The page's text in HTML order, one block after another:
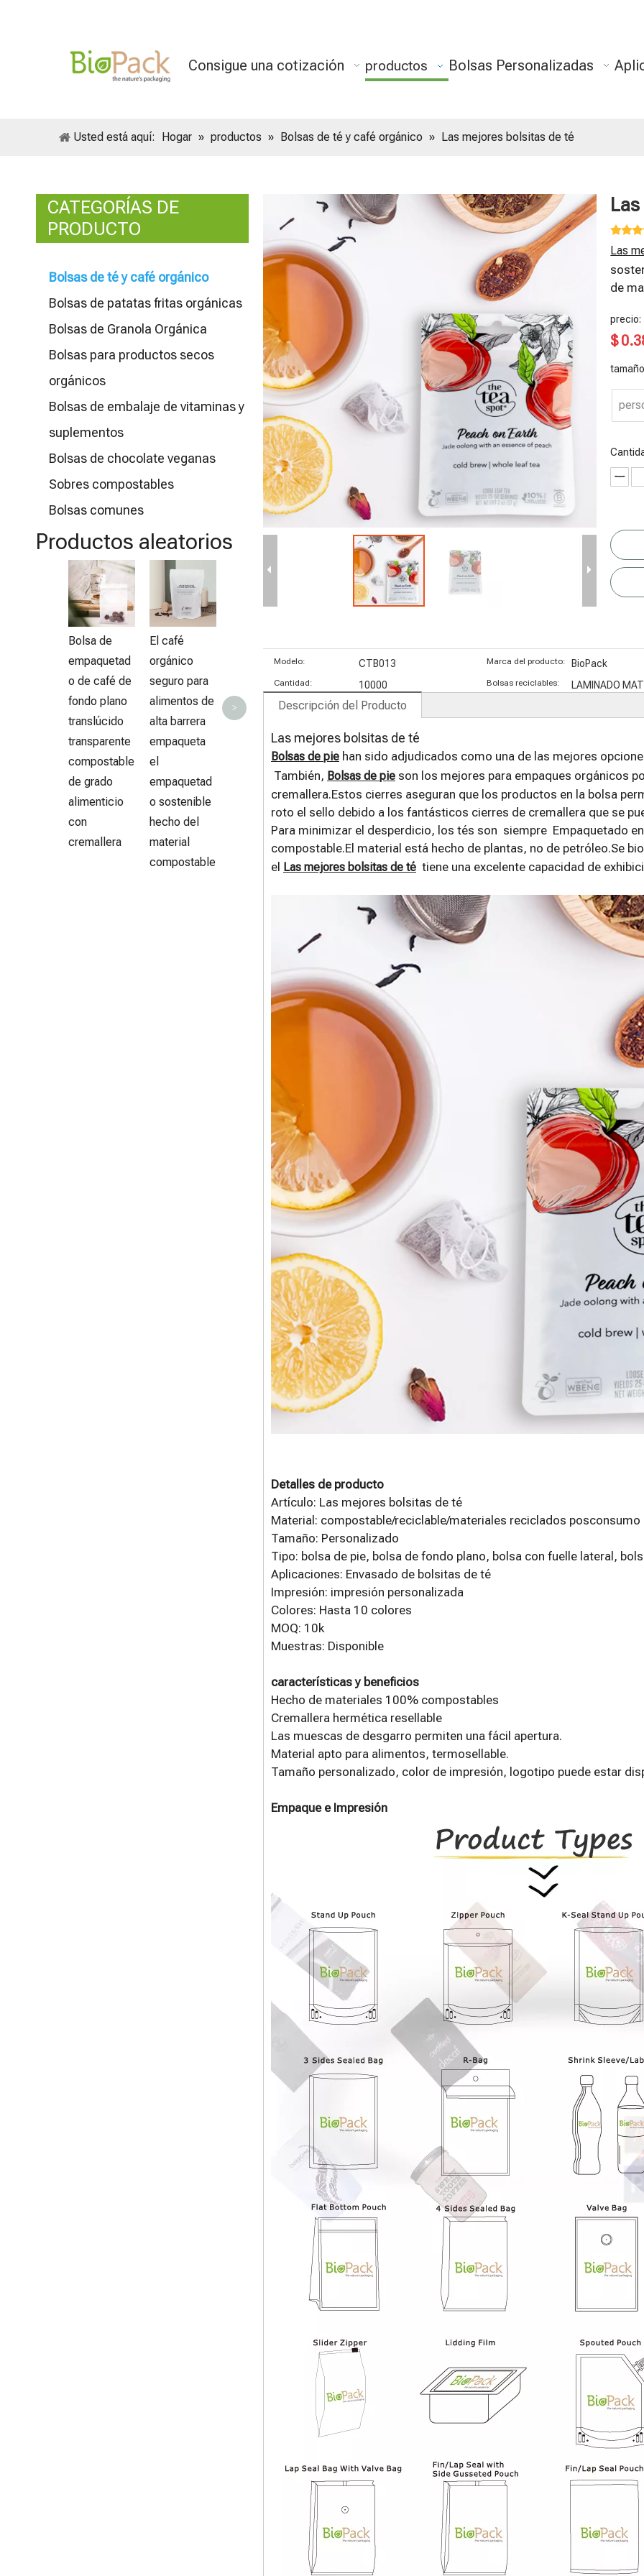
Consigue una cotización productos Bolsas Personalizadas
Usted está aquí: Hogar » productos » Bolsas de té y café orgánico » Las mejores bolsitas de té
CATEGORÍAS DE
PRODUCTO
Bolsas de té y café orgánico
Bolsas de patatas fritas orgánicas
Bolsas de Granola Orgánica
Bolsas para productos secos
orgánicos
Bolsas de embalaje de vitaminas y
suplementos
Bolsas de chocolate veganas
Sobres compostables
Bolsas comunes
Productos aleatorios
Bolsa de
empaquetad
o de café de
fondo plano
translúcido
transparente
compostable
de grado
alimenticio
con
cremallera
El café
orgánico
seguro para
alimentos de
alta barrera
empaqueta
el
empaquetad
o sostenible
hecho del
material
compostable
Empaque de
Bolsa de
sellado al
Bolsa de
boquilla
Bolsas
Reciclables
Rollo de
>
Las
de
precio:
$
Modelo: CTB013 Marca del producto: BioPack
Cantidad: 10000 Bolsas reciclables: LAMINADO
Descripción del Producto
Las mejores bolsitas de té
Bolsas de pie han sido adjudicados como una de las mejores
También, Bolsas de pie son los mejores para empaques orgánicos
cremallera.Estos cierres aseguran que los productos en la bolsa
roto el sello debido a los fantásticos cierres de cremallera que se
Para minimizar el desperdicio, los tés son siempre Empaquetado
compostable.El material está hecho de plantas, no de petróleo.Se
el Las mejores bolsitas de té tiene una excelente capacidad de
Detalles de producto
Artículo: Las mejores bolsitas de té
Material: compostable/reciclable/materiales reciclados posconsumo
Tamaño: Personalizado
Tipo: bolsa de pie, bolsa de fondo plano, bolsa con fuelle lateral,
Aplicaciones: Envasado de bolsitas de té
Impresión: impresión personalizada
Colores: Hasta 10 colores
MOQ: 10k
Muestras: Disponible
características y beneficios
Hecho de materiales 100% compostables
Cremallera hermética resellable
Las muescas de desgarro permiten una fácil apertura.
Material apto para alimentos, termosellable.
Tamaño personalizado, color de impresión, logotipo puede estar
Empaque e Impresión